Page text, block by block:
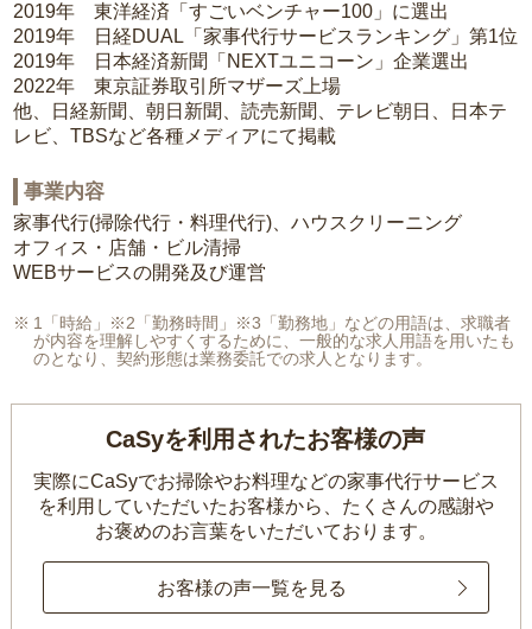
2019年 東洋経済「すごいベンチャー100」に選出
2019年 日経DUAL「家事代行サービスランキング」第1位
2019年 日本経済新聞「NEXTユニコーン」企業選出
2022年 東京証券取引所マザーズ上場
他、日経新聞、朝日新聞、読売新聞、テレビ朝日、日本テ
レビ、TBSなど各種メディアにて掲載
事業内容
家事代行(掃除代行・料理代行)、ハウスクリーニング
オフィス・店舗・ビル清掃
WEBサービスの開発及び運営
1「時給」※2「勤務時間」※3「勤務地」などの用語は、求職者
が内容を理解しやすくするために、一般的な求人用語を用いたも
のとなり、契約形態は業務委託での求人となります。
CaSyを利用されたお客様の声
実際にCaSyでお掃除やお料理などの家事代行サービス
を利用していただいたお客様から、 たくさんの感謝や
お褒めのお言葉をいただいております。
お客様の声一覧を見る